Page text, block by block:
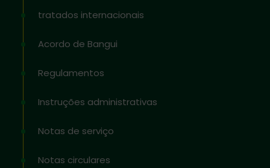
tratados internacionais
Acordo de Bangui
Regulamentos
Instruções administrativas
Notas de serviço
Notas circulares